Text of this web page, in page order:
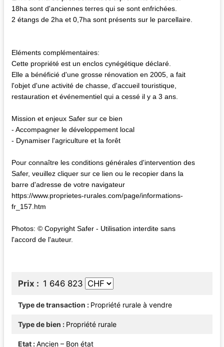
18ha sont d'anciennes terres qui se sont enfrichées.
2 étangs de 2ha et 0,7ha sont présents sur le parcellaire.
Eléments complémentaires:
Cette propriété est un enclos cynégétique déclaré.
Elle a bénéficié d'une grosse rénovation en 2005, a fait
l'objet d'une activité de chasse, d'accueil touristique,
restauration et événementiel qui a cessé il y a 3 ans.
Mission et enjeux Safer sur ce bien
- Accompagner le développement local
- Dynamiser l'agriculture et la forêt
Pour connaître les conditions générales d'intervention des
Safer, veuillez cliquer sur ce lien ou le recopier dans la
barre d'adresse de votre navigateur
https://www.proprietes-rurales.com/page/informations-
fr_157.htm
Photos: © Copyright Safer - Utilisation interdite sans
l'accord de l'auteur.
Prix 1 646 823
Type de transaction Propriété rurale à vendre
Type de bien Propriété rurale
Etat Ancien – Bon état